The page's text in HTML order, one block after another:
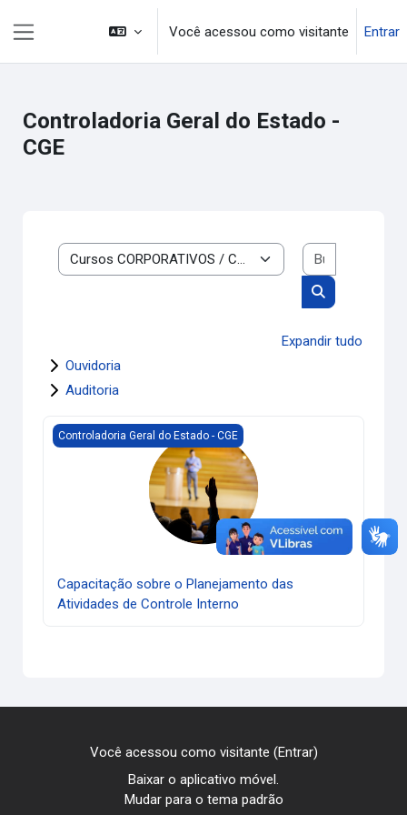
Ir para o conteúdo principal
Você acessou como visitante Entrar
Controladoria Geral do Estado -
CGE
Categorias de cursos
Buscar cursos
Expandir tudo
Ouvidoria
Auditoria
Capacitação sobre o Planejamento das Atividades de
Controladoria Geral do Estado - CGE
Capacitação sobre o Planejamento das
Atividades de Controle Interno
Você acessou como visitante (Entrar)
Baixar o aplicativo móvel.
Mudar para o tema padrão